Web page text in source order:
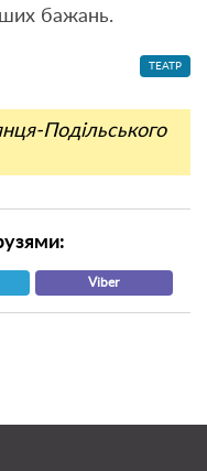
бажань.
ТЕАТР
Подільського
Viber